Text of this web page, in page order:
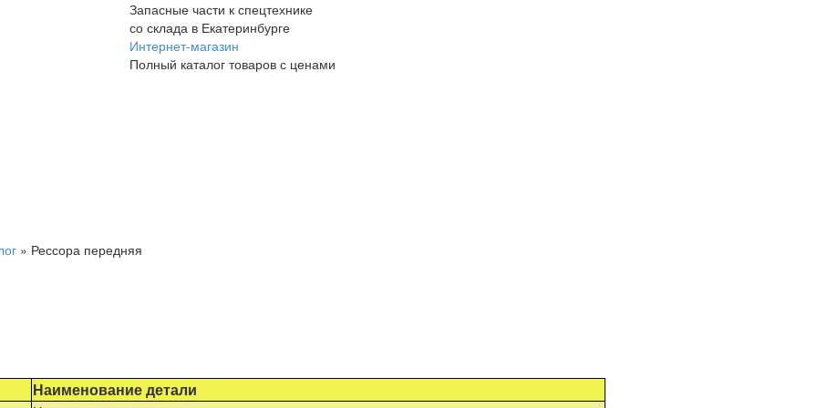
Запасные части к спецтехнике
со склада в Екатеринбурге
Интернет-магазин
Полный каталог товаров с ценами
» Рессора передняя
Наименование детали